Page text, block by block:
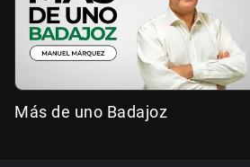
Más de uno Badajoz